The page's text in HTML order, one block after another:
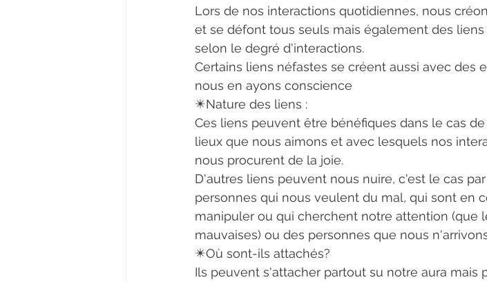
Lors de nos interactions quotidiennes, nous
et se défont tous seuls mais également des
selon le degré d'interactions.
Certains liens néfastes se créent aussi avec des
nous en ayons conscience
✴️Nature des liens :
Ces liens peuvent être bénéfiques dans le cas
lieux que nous aimons et avec lesquels nos
nous procurent de la joie.
D'autres liens peuvent nous nuire, c'est le cas
personnes qui nous veulent du mal, qui sont en
manipuler ou qui cherchent notre attention (que
mauvaises) ou des personnes que nous
✴️Où sont-ils attachés?
Ils peuvent s'attacher partout su notre aura mais